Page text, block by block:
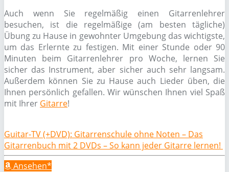
Auch wenn Sie regelmäßig einen Gitarrenlehrer
besuchen, ist die regelmäßige (am besten tägliche)
Übung zu Hause in gewohnter Umgebung das wichtigste,
um das Erlernte zu festigen. Mit einer Stunde oder 90
Minuten beim Gitarrenlehrer pro Woche, lernen Sie
sicher das Instrument, aber sicher auch sehr langsam.
Außerdem können Sie zu Hause auch Lieder üben, die
Ihnen persönlich gefallen. Wir wünschen Ihnen viel Spaß
mit Ihrer Gitarre!
Guitar-TV (+DVD): Gitarrenschule ohne Noten – Das
Gitarrenbuch mit 2 DVDs – So kann jeder Gitarre lernen!
Ansehen*